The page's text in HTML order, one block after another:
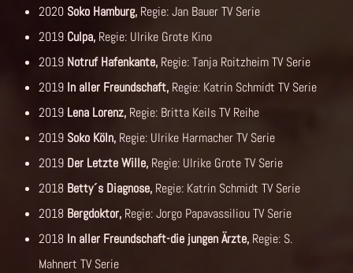
2020 Soko Hamburg, Regie: Jan Bauer TV Serie
2019 Culpa, Regie: Ulrike Grote Kino
2019 Notruf Hafenkante, Regie: Tanja Roitzheim TV Serie
2019 In aller Freundschaft, Regie: Katrin Schmidt TV Serie
2019 Lena Lorenz, Regie: Britta Keils TV Reihe
2019 Soko Köln, Regie: Ulrike Harmacher TV Serie
2019 Der Letzte Wille, Regie: Ulrike Grote TV Serie
2018 Betty´s Diagnose, Regie: Katrin Schmidt TV Serie
2018 Bergdoktor, Regie:Jorgo Papavassiliou TV Serie
2018 In aller Freundschaft-die jungen Ärzte, Regie: S.
Mahnert TV Serie